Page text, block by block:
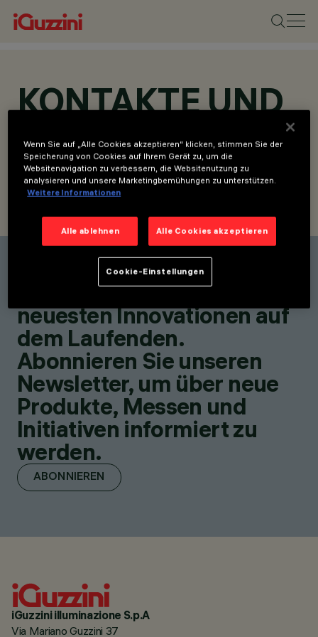
KONTAKTE UND
STANDORTE
KONTAKT SUCHEN ANFRAGE SENDEN
Einen Kontakt finden
Bleiben Sie über unsere
neuesten Innovationen auf
dem Laufenden.
Abonnieren Sie unseren
Newsletter, um über neue
Produkte, Messen und
Initiativen informiert zu
werden.
ABONNIEREN
iGuzzini illuminazione S.p.A
Via Mariano Guzzini 37
Wenn Sie auf „Alle Cookies akzeptieren“ klicken, stimmen Sie der
Speicherung von Cookies auf Ihrem Gerät zu, um die
Websitenavigation zu verbessern, die Websitenutzung zu
analysieren und unsere Marketingbemühungen zu unterstützen.
Weitere Informationen
Alle ablehnen Alle Cookies akzeptieren
Cookie-Einstellungen